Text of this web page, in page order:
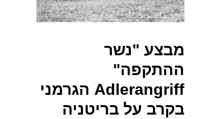
מבצע "נשר
ההתקפה"
Adlerangriff הגרמני
בקרב על בריטניה